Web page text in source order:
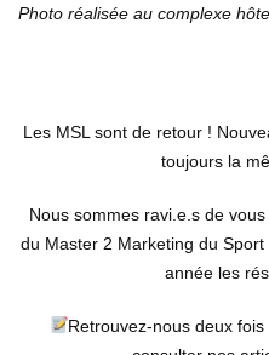
Photo réalisée au complexe
Les MSL sont de retour !
toujours la
Nous sommes ravi.e.s de
du Master 2 Marketing du
année les
Retrouvez-nous deux